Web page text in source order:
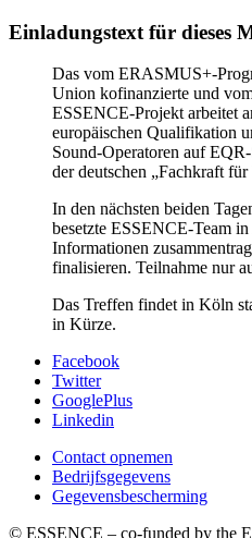
Einladungstext für dieses
Das vom ERASMUS+-
Union kofinanzierte und
ESSENCE-Projekt arbeitet
europäischen Qualifikation
Sound-Operatoren auf
der deutschen „Fachkraft
In den nächsten beiden
besetzte ESSENCE-Team
Informationen
finalisieren. Teilnahme nur
Das Treffen findet in Köln
in Kürze.
Facebook
Twitter
GooglePlus
Linkedin
Contact opnemen
Bedrijfsgegevens
Gegevensbescherming
© ESSENCE – co-funded by the